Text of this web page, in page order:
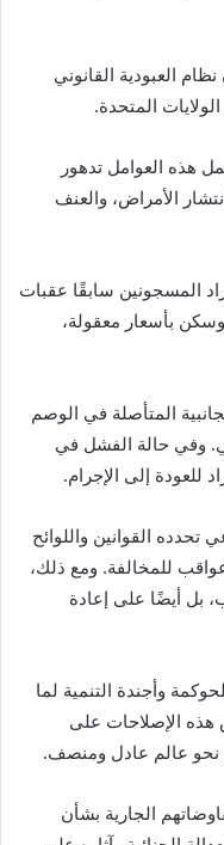
العبودية القانوني
المتحدة.
هذه العوامل تدهور
الأمراض، والعنف
المسجونين سابقًا عقبات
بأسعار معقولة،
المتأصلة في الوصم
وفي حالة الفشل في
للعودة إلى الإجرام.
القوانين واللوائح
للمخالفة. ومع ذلك،
بل أيضًا على إعادة
وأجندة التنمية لما
هذه الإصلاحات على
نحو عالم عادل ومنصف.
الجارية بشأن